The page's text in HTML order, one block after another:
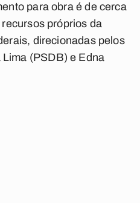
para obra é de cerca
próprios da
direcionadas pelos
(PSDB) e Edna